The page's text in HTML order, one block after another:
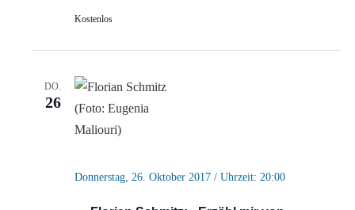
Kostenlos
DO.
26
Donnerstag, 26. Oktober 2017 / Uhrzeit: 20:00